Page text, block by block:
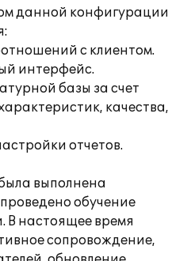
данной конфигурации
с клиентом.
интерфейс.
базы за счет
качества,
отчетов.
выполнена
обучение
В настоящее время
сопровождение,